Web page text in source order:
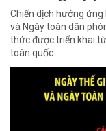
Chiến dịch hưởng
và Ngày toàn dân
thức được triển khai
toàn quốc.